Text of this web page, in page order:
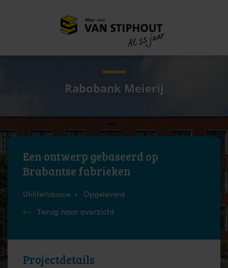
Meer dan
Al 55 jaar
Rabobank Meierij
Een ontwerp gebaseerd op
Brabantse fabrieken
Utiliteitsbouw Opgeleverd
Terug naar overzicht
Projectdetails